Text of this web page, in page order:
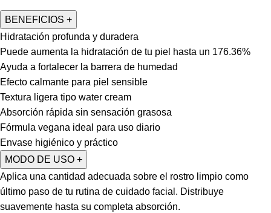
BENEFICIOS +
Hidratación profunda y duradera
Puede aumenta l a hidratación de tu piel hasta un 176.36%
Ayuda a fortalecer la barrera de humedad
Efecto calmante para piel sensible
Textura ligera tipo water cream
Absorción rápida sin sensación grasosa
Fórmula vegana ideal para uso diario
Envase higiénico y práctico
MODO DE USO +
Aplica una cantidad adecuada sobre el rostro limpio como
último paso de tu rutina de cuidado facial. Distribuye
suavemente hasta su completa absorción.